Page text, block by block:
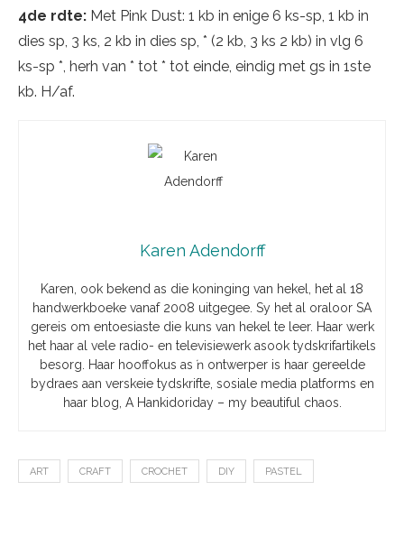
4de rdte: Met Pink Dust: 1 kb in enige 6 ks-sp, 1 kb in
dies sp, 3 ks, 2 kb in dies sp, * (2 kb, 3 ks 2 kb) in vlg 6
ks-sp *, herh van * tot * tot einde, eindig met gs in 1ste
kb. H/af.
Karen Adendorff
Karen, ook bekend as die koninging van hekel, het al 18
handwerkboeke vanaf 2008 uitgegee. Sy het al oraloor SA
gereis om entoesiaste die kuns van hekel te leer. Haar werk
het haar al vele radio- en televisiewerk asook tydskrifartikels
besorg. Haar hooffokus as ŉ ontwerper is haar gereelde
bydraes aan verskeie tydskrifte, sosiale media platforms en
haar blog, A Hankidoriday – my beautiful chaos.
ART CRAFT CROCHET DIY PASTEL